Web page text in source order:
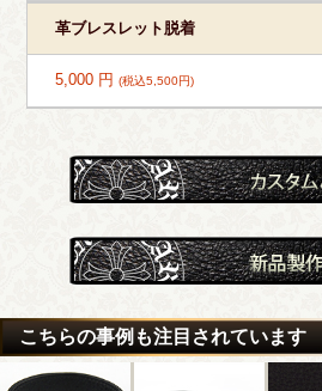
革ブレスレット脱着
5,000 円(税込5,500円)
こちらの事例も注目されています